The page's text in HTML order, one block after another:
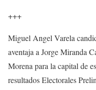
+++
Miguel Angel Varela
aventaja a Jorge Miranda
Morena para la capital de
resultados Electorales